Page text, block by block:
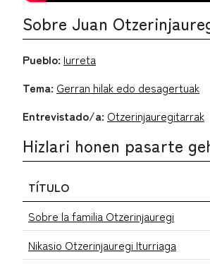
Sobre Juan
Pueblo: Iurreta
Tema: Gerran hilak edo desagertuak
Entrevistado/a: Otzerinjauregitarrak
Hizlari honen pasarte
TÍTULO
Sobre la familia Otzerinjauregi
Nikasio Otzerinjauregi Iturriaga